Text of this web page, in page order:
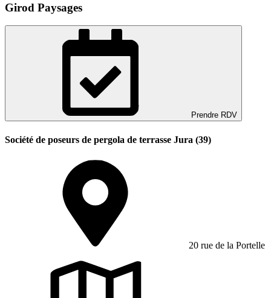
Girod Paysages
Prendre RDV
Société de poseurs de pergola de terrasse Jura (39)
20 rue de la Portelle